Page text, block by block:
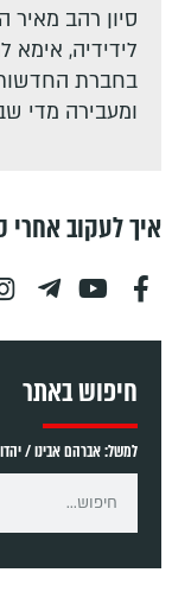
סיון רהב
לידידיה, אימא
בחברת החדשות,
ומעבירה מדי
איך לעקוב אחרי
חיפוש באתר
למשל: אברהם אבינו /